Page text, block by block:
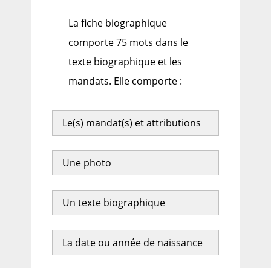
La fiche biographique
comporte 75 mots dans le
texte biographique et les
mandats. Elle comporte :
Le(s) mandat(s) et attributions
Une photo
Un texte biographique
La date ou année de naissance